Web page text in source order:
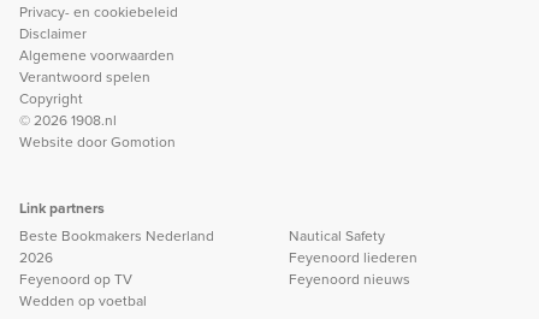
Privacy- en cookiebeleid
Disclaimer
Algemene voorwaarden
Verantwoord spelen
Copyright
© 2026 1908.nl
Website doorGomotion
Link partners
Beste Bookmakers Nederland
2026
Feyenoord op TV
Wedden op voetbal
Nautical Safety
Feyenoord liederen
Feyenoord nieuws